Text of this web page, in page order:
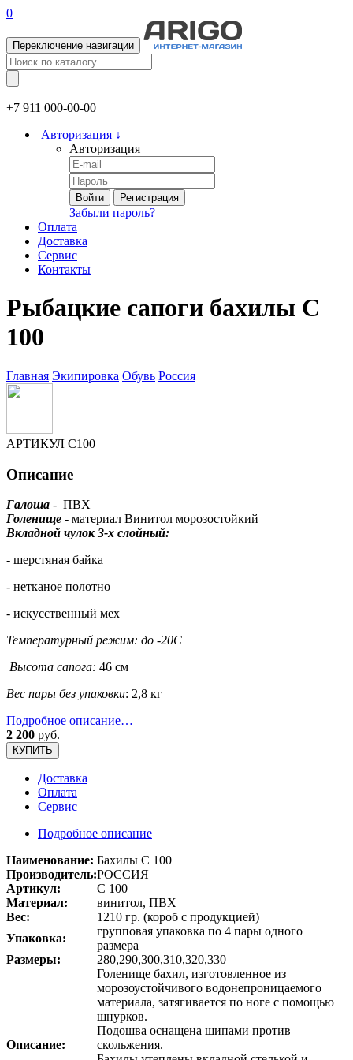
0
Переключение навигации
+7 911 000-00-00
Авторизация ↓
Авторизация
Войти Регистрация
Забыли пароль?
Оплата
Доставка
Сервис
Контакты
Рыбацкие сапоги бахилы С
100
Главная Экипировка Обувь Россия
АРТИКУЛ С100
Описание
Галоша - ПВХ
Голенище - материал Винитол морозостойкий
Вкладной чулок 3-х слойный:
- шерстяная байка
- нетканое полотно
- искусственный мех
Температурный режим: до -20С
Высота сапога: 46 см
Вес пары без упаковки: 2,8 кг
Подробное описание…
2 200 руб.
КУПИТЬ
Доставка
Оплата
Сервис
Подробное описание
Наименование: Бахилы С 100
Производитель:РОССИЯ
Артикул:
С 100
Материал:
винитол, ПВХ
Вес:
1210 гр. (короб с продукцией)
Упаковка:
групповая упаковка по 4 пары одного
размера
Размеры:
280,290,300,310,320,330
Описание:
Голенище бахил, изготовленное из
морозоустойчивого водонепроницаемого
материала, затягивается по ноге с помощью
шнурков.
Подошва оснащена шипами против
скольжения.